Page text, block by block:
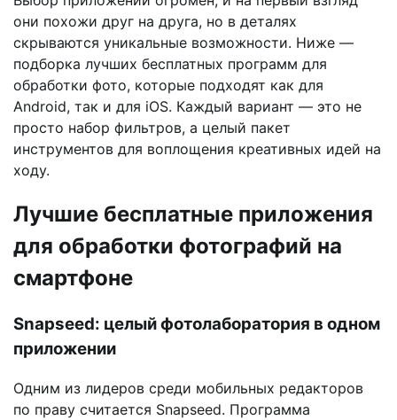
они похожи друг на друга, но в деталях
скрываются уникальные возможности. Ниже —
подборка лучших бесплатных программ для
обработки фото, которые подходят как для
Android, так и для iOS. Каждый вариант — это не
просто набор фильтров, а целый пакет
инструментов для воплощения креативных идей на
ходу.
Лучшие бесплатные приложения
для обработки фотографий на
смартфоне
Snapseed: целый фотолаборатория в одном
приложении
Одним из лидеров среди мобильных редакторов
по праву считается Snapseed. Программа